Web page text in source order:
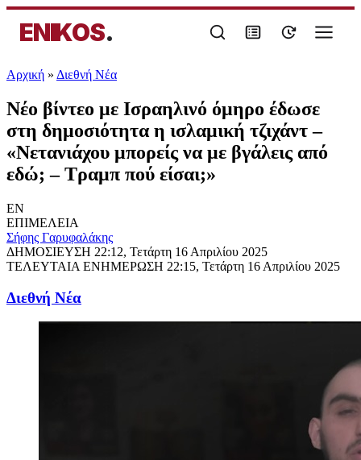
ENIKOS.
Αρχική » Διεθνή Νέα
Νέο βίντεο με Ισραηλινό όμηρο έδωσε
στη δημοσιότητα η ισλαμική τζιχάντ –
«Νετανιάχου μπορείς να με βγάλεις από
εδώ; – Τραμπ πού είσαι;»
EN
ΕΠΙΜΕΛΕΙΑ
Σήφης Γαρυφαλάκης
ΔΗΜΟΣΙΕΥΣΗ 22:12, Τετάρτη 16 Απριλίου 2025
ΤΕΛΕΥΤΑΙΑ ΕΝΗΜΕΡΩΣΗ 22:15, Τετάρτη 16 Απριλίου 2025
Διεθνή Νέα